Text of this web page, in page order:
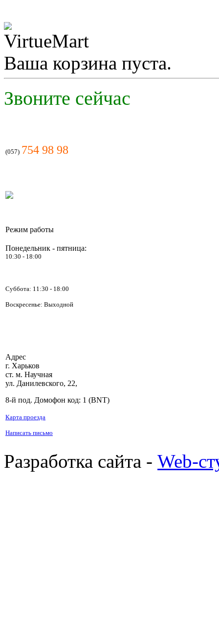
Ваша корзина пуста.
Звоните сейчас
(057) 754 98 98
Режим работы
Понедельник - пятница:
10:30 - 18:00
Суббота: 11:30 - 18:00
Воскресенье: Выходной
Адрес
г. Харьков
ст. м. Научная
ул. Данилевского, 22,
8-й под. Домофон код: 1 (BNT)
Карта проезда
Написать письмо
Разработка сайта - Web-